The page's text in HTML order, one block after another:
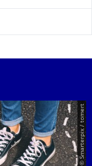
© Smarterpix / tomert